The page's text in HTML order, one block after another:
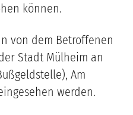
können.
von dem Betroffenen
Stadt Mülheim an
Am
werden.